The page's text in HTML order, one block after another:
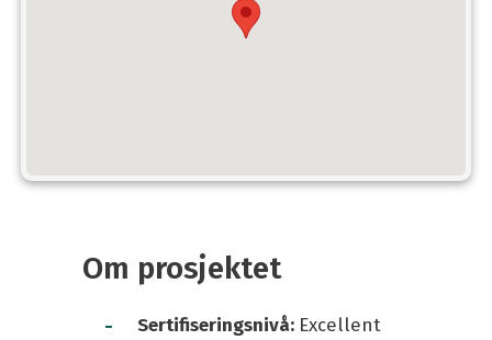
Om prosjektet
- Sertifiseringsnivå: Excellent